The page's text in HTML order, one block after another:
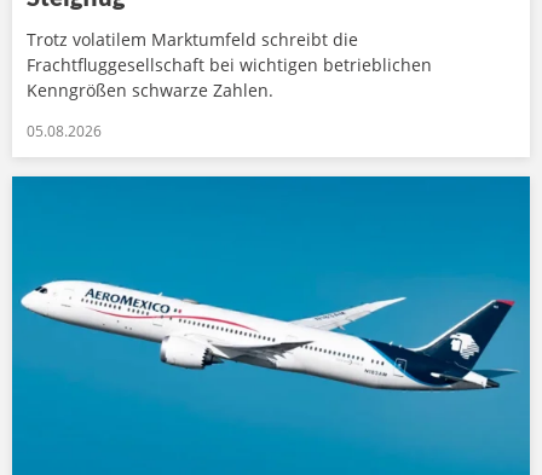
Trotz volatilem Marktumfeld schreibt die
Frachtfluggesellschaft bei wichtigen betrieblichen
Kenngrößen schwarze Zahlen.
05.08.2026